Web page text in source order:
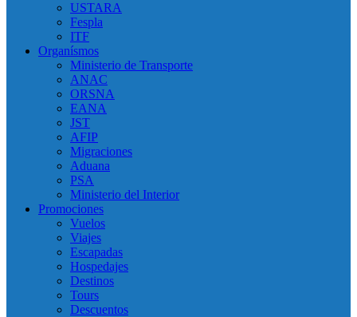
USTARA
Fespla
ITF
Organísmos
Ministerio de Transporte
ANAC
ORSNA
EANA
JST
AFIP
Migraciones
Aduana
PSA
Ministerio del Interior
Promociones
Vuelos
Viajes
Escapadas
Hospedajes
Destinos
Tours
Descuentos